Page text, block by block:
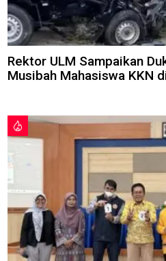
Rektor ULM Sampaikan
Musibah Mahasiswa KKN